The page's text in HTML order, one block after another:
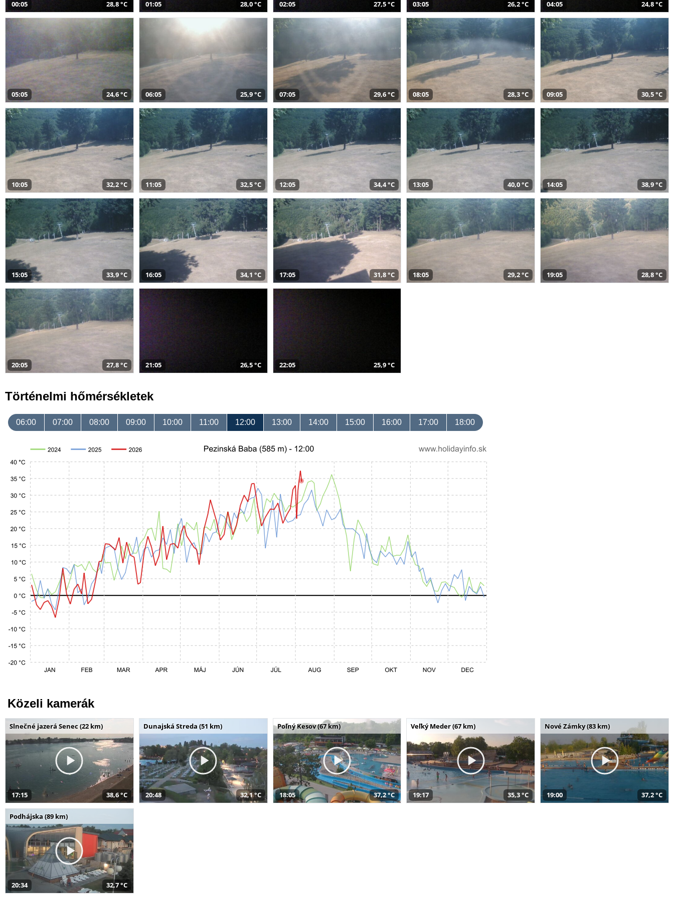
00:05 28,8 °C 01:05 28,0 °C 02:05 27,5 °C 03:05 26,2 °C 04:05 24,8 °C
05:05 24,6 °C 06:05 25,9 °C 07:05 29,6 °C 08:05 28,3 °C 09:05 30,5 °C
10:05 32,2 °C 11:05 32,5 °C 12:05 34,4 °C 13:05 40,0 °C 14:05 38,9 °C
15:05 33,9 °C 16:05 34,1 °C 17:05 31,8 °C 18:05 29,2 °C 19:05 28,8 °C
20:05 27,8 °C 21:05 26,5 °C 22:05 25,9 °C
Történelmi hőmérsékletek
06:00 07:00 08:00 09:00 10:00 11:00 12:00 13:00 14:00 15:00 16:00 17:00 18:00
Közeli kamerák
Slnečné jazerá Senec (22 km)
17:15 38,6 °C
Dunajská Streda (51 km)
20:48 32,1 °C
Poľný Kesov (67 km)
18:05 37,2 °C
Veľký Meder (67 km)
19:17 35,3 °C
Nové Zámky (83 km)
19:00 37,2 °C
Podhájska (89 km)
20:34 32,7 °C